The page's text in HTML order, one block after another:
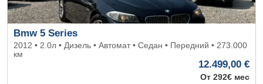
Bmw 5 Series
2012 • 2.0л • Дизель • Автомат • Седан • Передний • 273.000
км
12.499,00 €
От 292€ мес